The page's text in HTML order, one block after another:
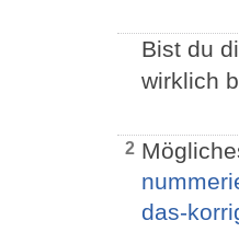
Bist du
wirklich
2
das-